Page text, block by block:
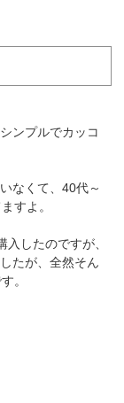
ンプルでカッコ
なくて、40代～
すよ。
したのですが、
たが、全然そん
。